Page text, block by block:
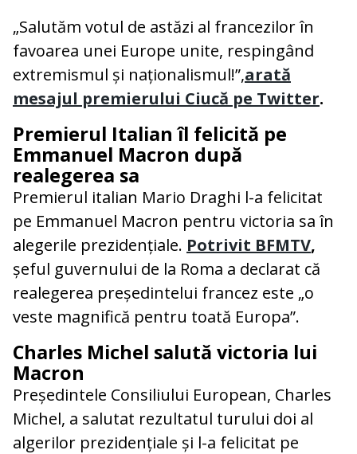
„Salutăm votul de astăzi al francezilor în
favoarea unei Europe unite, respingând
extremismul și naționalismul!”,arată
mesajul premierului Ciucă pe Twitter.
Premierul Italian îl felicită pe
Emmanuel Macron după
realegerea sa
Premierul italian Mario Draghi l-a felicitat
pe Emmanuel Macron pentru victoria sa în
alegerile prezidențiale. Potrivit BFMTV,
șeful guvernului de la Roma a declarat că
realegerea președintelui francez este „o
veste magnifică pentru toată Europa”.
Charles Michel salută victoria lui
Macron
Președintele Consiliului European, Charles
Michel, a salutat rezultatul turului doi al
algerilor prezidențiale și l-a felicitat pe